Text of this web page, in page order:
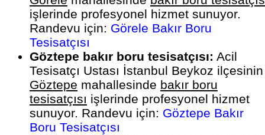
işlerinde profesyonel hizmet sunuyor.
Randevu için: Görele Bakır Boru
Tesisatçısı
Göztepe bakır boru tesisatçısı: Acil
Tesisatçı Ustası İstanbul Beykoz ilçesinin
Göztepe mahallesinde bakır boru
tesisatçısı işlerinde profesyonel hizmet
sunuyor. Randevu için: Göztepe Bakır
Boru Tesisatçısı